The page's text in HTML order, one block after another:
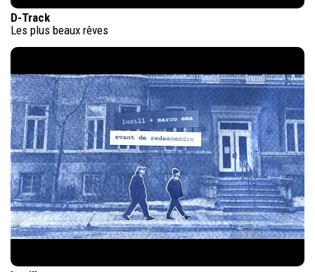
D-Track
Les plus beaux rêves